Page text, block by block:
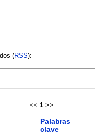
(RSS):
<< 1 >>
Palabras
clave